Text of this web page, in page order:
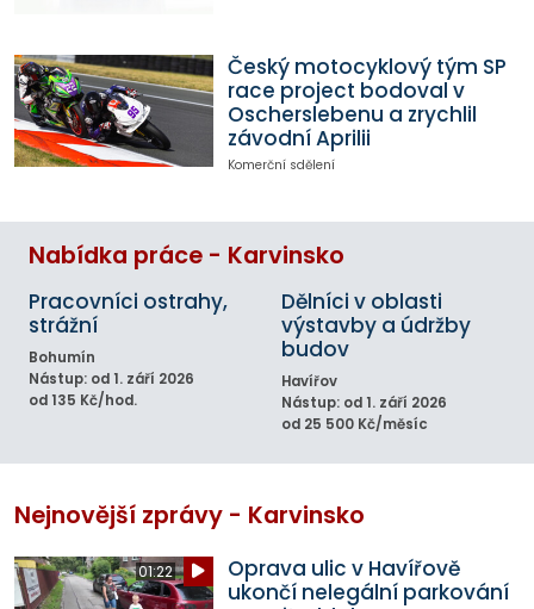
Český motocyklový tým SP
race project bodoval v
Oscherslebenu a zrychlil
závodní Aprilii
Komerční sdělení
Nabídka práce - Karvinsko
Pracovníci ostrahy,
strážní
Bohumín
Nástup: od 1. září 2026
od 135 Kč/hod.
Dělníci v oblasti
výstavby a údržby
budov
Havířov
Nástup: od 1. září 2026
od 25 500 Kč/měsíc
Nejnovější zprávy - Karvinsko
01:22
Oprava ulic v Havířově
ukončí nelegální parkování